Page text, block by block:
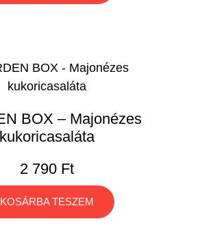
BOX – Majonézes
kukoricasaláta
2 790 Ft
KOSÁRBA TESZEM